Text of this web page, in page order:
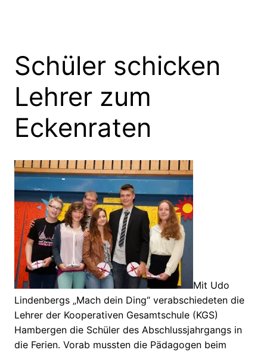
Schüler schicken
Lehrer zum
Eckenraten
Mit Udo
Lindenbergs „Mach dein Ding“ verabschiedeten die
Lehrer der Kooperativen Gesamtschule (KGS)
Hambergen die Schüler des Abschlussjahrgangs in
die Ferien. Vorab mussten die Pädagogen beim